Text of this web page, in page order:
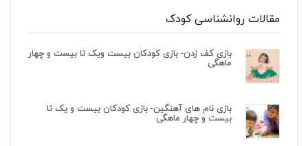
مقالات روانشناسی کودک
بازی کف زدن- بازی کودکان بیست ویک تا بیست و چهار
ماهگی
بازی نام های آهنگین- بازی کودکان بیست و یک تا
بیست و چهار ماهگی